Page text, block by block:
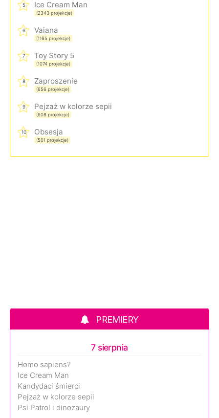
5 Ice Cream Man
(2343 projekcje)
6 Vaiana
(1165 projekcje)
7 Toy Story 5
(1074 projekcje)
8 Zaproszenie
(656 projekcje)
9 Pejzaż w kolorze sepii
(608 projekcje)
10 Obsesja
(501 projekcje)
PREMIERY
7 sierpnia
Homo sapiens?
Ice Cream Man
Kandydaci śmierci
Pejzaż w kolorze sepii
Psi Patrol i dinozaury